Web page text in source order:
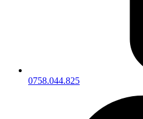
0758.044.825